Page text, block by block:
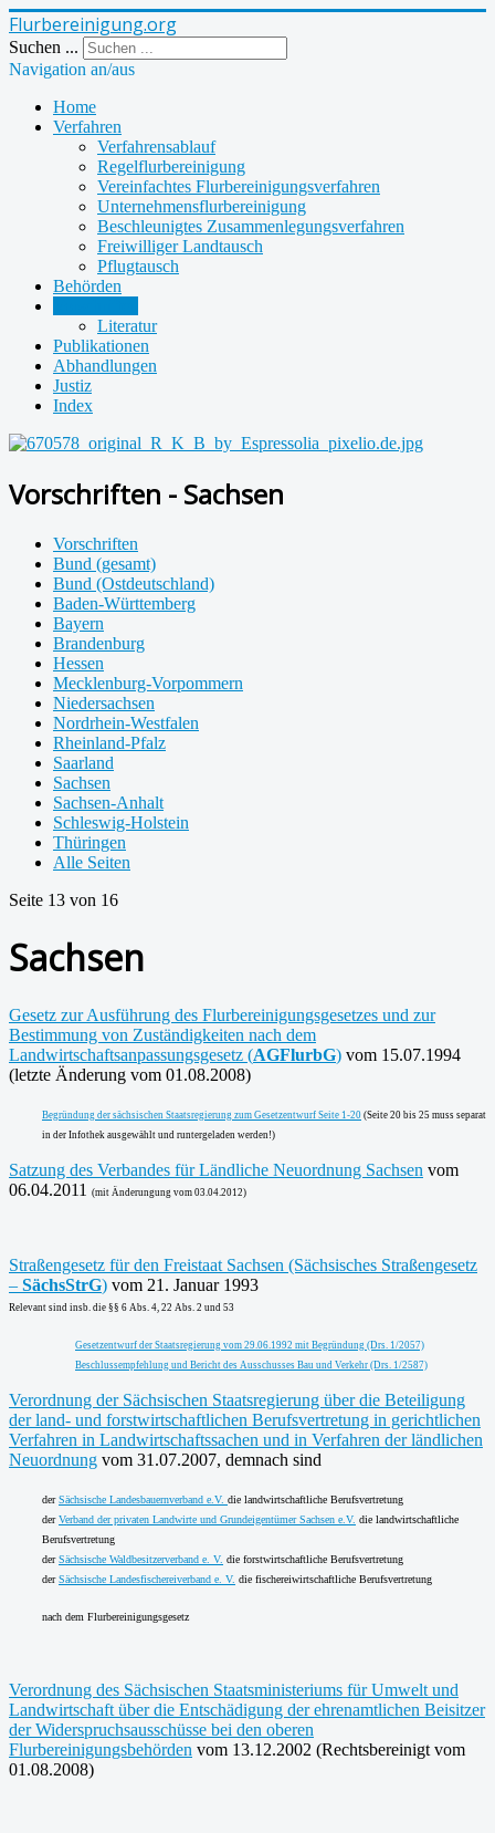
Flurbereinigung.org
Suchen ...
Navigation an/aus
Home
Verfahren
Verfahrensablauf
Regelflurbereinigung
Vereinfachtes Flurbereinigungsverfahren
Unternehmensflurbereinigung
Beschleunigtes Zusammenlegungsverfahren
Freiwilliger Landtausch
Pflugtausch
Behörden
Literatur
Publikationen
Abhandlungen
Justiz
Index
Vorschriften - Sachsen
Vorschriften
Bund (gesamt)
Bund (Ostdeutschland)
Baden-Württemberg
Bayern
Brandenburg
Hessen
Mecklenburg-Vorpommern
Niedersachsen
Nordrhein-Westfalen
Rheinland-Pfalz
Saarland
Sachsen
Sachsen-Anhalt
Schleswig-Holstein
Thüringen
Alle Seiten
Seite 13 von 16
Sachsen
Gesetz zur Ausführung des Flurbereinigungsgesetzes und zur
Bestimmung von Zuständigkeiten nach dem
Landwirtschaftsanpassungsgesetz (AGFlurbG) vom 15.07.1994
(letzte Änderung vom 01.08.2008)
Begründung der sächsischen Staatsregierung zum Gesetzentwurf Seite 1-20 (Seite 20 bis 25 muss separat
in der Infothek ausgewählt und runtergeladen werden!)
Satzung des Verbandes für Ländliche Neuordnung Sachsen vom
06.04.2011
(mit Änderungung vom 03.04.2012)
Straßengesetz für den Freistaat Sachsen (Sächsisches Straßengesetz
– SächsStrG) vom 21. Januar 1993
Relevant sind insb. die §§ 6 Abs. 4, 22 Abs. 2 und 53
Gesetzentwurf der Staatsregierung vom 29.06.1992 mit Begründung (Drs. 1/2057)
Beschlussempfehlung und Bericht des Ausschusses Bau und Verkehr (Drs. 1/2587)
Verordnung der Sächsischen Staatsregierung über die Beteiligung
der land- und forstwirtschaftlichen Berufsvertretung in gerichtlichen
Verfahren in Landwirtschaftssachen und in Verfahren der ländlichen
Neuordnung vom 31.07.2007, demnach sind
derSächsische Landesbauernverband e.V. die landwirtschaftliche Berufsvertretung
derVerband der privaten Landwirte und Grundeigentümer Sachsen e.V. die landwirtschaftliche
Berufsvertretung
derSächsische Waldbesitzerverband e. V. die forstwirtschaftliche Berufsvertretung
derSächsische Landesfischereiverband e. V. die fischereiwirtschaftliche Berufsvertretung
nach dem Flurbereinigungsgesetz
Verordnung des Sächsischen Staatsministeriums für Umwelt und
Landwirtschaft über die Entschädigung der ehrenamtlichen Beisitzer
der Widerspruchsausschüsse bei den oberen
Flurbereinigungsbehörden vom 13.12.2002 (Rechtsbereinigt vom
01.08.2008)